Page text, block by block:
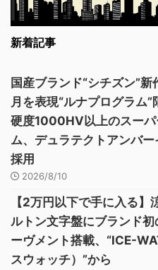
新着記事
国産ブランド“シチズン”新
月を表現“ルナプログラム”
硬度1000HV以上のスーパ
ム、デュラテクトアンバー
採用
2026/8/10
【2万円以下で手に入る】
ルトン文字盤にブランド
ーヴメント搭載、“ICE-
スウォッチ）”から